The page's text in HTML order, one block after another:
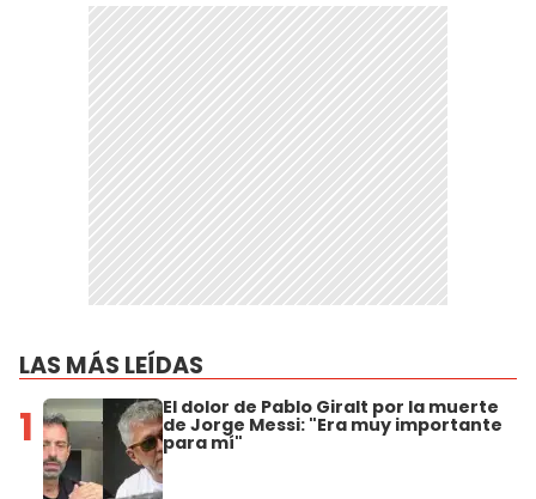
LAS MÁS LEÍDAS
1 El dolor de Pablo Giralt por la muerte
de Jorge Messi: "Era muy importante
para mí"